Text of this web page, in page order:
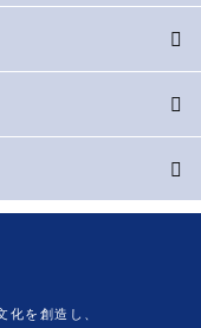
を創造し、